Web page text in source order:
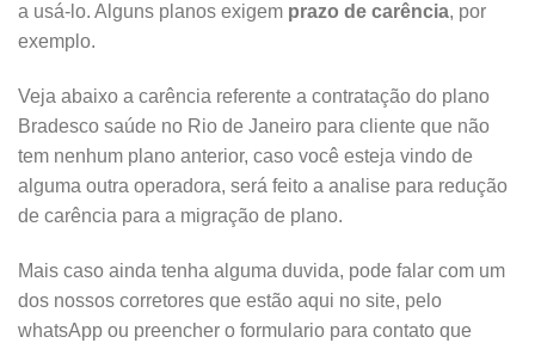
a usá-lo. Alguns planos exigem prazo de carência, por
exemplo.
Veja abaixo a carência referente a contratação do plano
Bradesco saúde no Rio de Janeiro para cliente que não
tem nenhum plano anterior, caso você esteja vindo de
alguma outra operadora, será feito a analise para redução
de carência para a migração de plano.
Mais caso ainda tenha alguma duvida, pode falar com um
dos nossos corretores que estão aqui no site, pelo
whatsApp ou preencher o formulario para contato que